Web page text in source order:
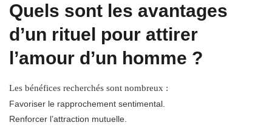
Quels sont les avantages
d’un rituel pour attirer
l’amour d’un homme ?
Les bénéfices recherchés sont nombreux :
Favoriser le rapprochement sentimental.
Renforcer l’attraction mutuelle.